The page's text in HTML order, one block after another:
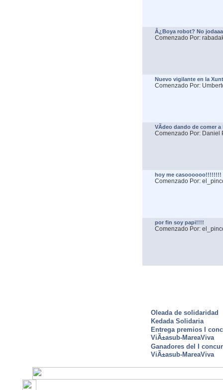
Â¿Boya robot? No
Comenzado Por:
Nuevo vigilante en la
Comenzado Por:
VÃ­deo dando de comer
Comenzado Por: Daniel
hoy me casoooooo!!!!!!!!
Comenzado Por:
por fin soy papi!!!!
Comenzado Por:
Oleada de solidaridad
Kedada Solidaria
Entrega premios I
ViÃ±asub-MareaViva
Ganadores del I
ViÃ±asub-MareaViva